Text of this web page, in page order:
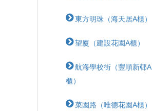
東方明珠（海天居A櫃）
望廈（建設花園A櫃）
航海學校街（豐順新邨A
櫃）
菜園路（唯德花園A櫃）